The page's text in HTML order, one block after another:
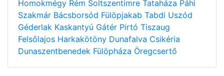
Homokmégy Rém Soltszentimre Tataháza Páhi
Szakmár Bácsborsód Fülöpjakab Tabdi Uszód
Géderlak Kaskantyú Gátér Pirtó Tiszaug
Felsőlajos Harkakötöny Dunafalva Csikéria
Dunaszentbenedek Fülöpháza Öregcsertő